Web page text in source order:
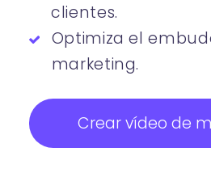
clientes.
Optimiza el
marketing.
Crear vídeo de